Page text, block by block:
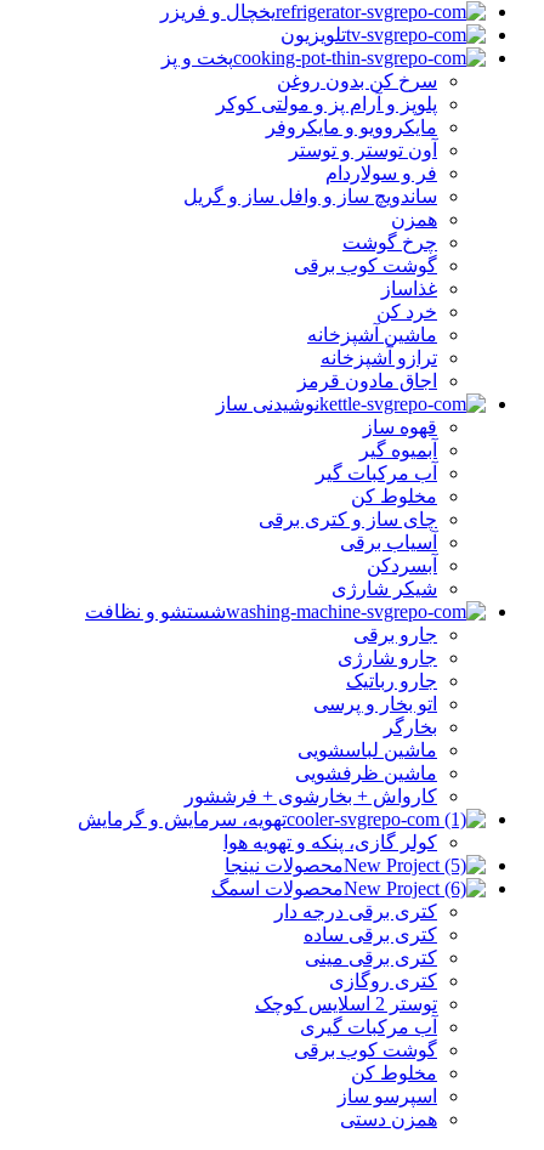
یخچال و فریزر
تلویزیون
پخت و پز
سرخ کن بدون روغن
پلوپز و آرام پز و مولتی کوکر
مایکروویو و مایکروفر
آون توستر و توستر
فر و سولاردام
ساندویچ ساز و وافل ساز و گریل
همزن
چرخ گوشت
گوشت کوب برقی
غذاساز
خرد کن
ماشین آشپزخانه
ترازو آشپزخانه
اجاق مادون قرمز
نوشیدنی ساز
قهوه ساز
آبمیوه گیر
آب مرکبات گیر
مخلوط کن
چای ساز و کتری برقی
آسیاب برقی
آبسردکن
شیکر شارژی
شستشو و نظافت
جارو برقی
جارو شارژی
جارو رباتیک
اتو بخار و پرسی
بخارگر
ماشین لباسشویی
ماشین ظرفشویی
کارواش + بخارشوی + فرششور
تهویه، سرمایش و گرمایش
کولر گازی، پنکه و تهویه هوا
محصولات نینجا
محصولات اسمگ
کتری برقی درجه دار
کتری برقی ساده
کتری برقی مینی
کتری روگازی
توستر 2 اسلایس کوچک
آب مرکبات گیری
گوشت کوب برقی
مخلوط کن
اسپرسو ساز
همزن دستی